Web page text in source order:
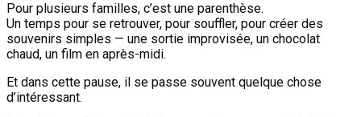
Pour plusieurs familles, c’est une parenthèse.
Un temps pour se retrouver, pour souffler, pour créer des
souvenirs simples — une sortie improvisée, un chocolat
chaud, un film en après-midi.
Et dans cette pause, il se passe souvent quelque chose
d’intéressant.